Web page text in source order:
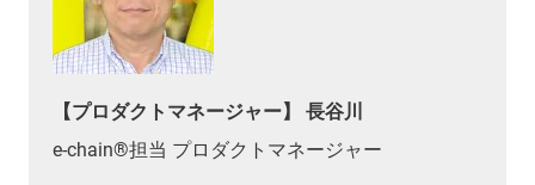
【プロダクトマネージャー】 長谷川
e-chain®担当 プロダクトマネージャー